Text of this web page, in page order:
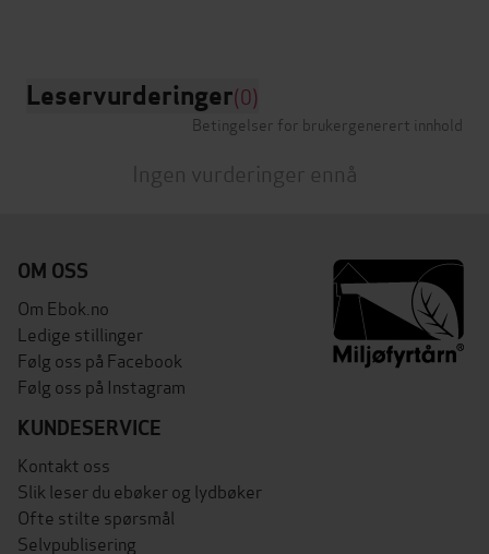
Leservurderinger(0)
Betingelser for brukergenerert innhold
Ingen vurderinger ennå
OM OSS
Om Ebok.no
Ledige stillinger
Følg oss på Facebook
Følg oss på Instagram
KUNDESERVICE
Kontakt oss
Slik leser du ebøker og lydbøker
Ofte stilte spørsmål
Selvpublisering